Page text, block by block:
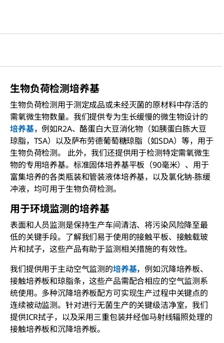
生物负荷检测培养基
生物负荷检测用于测定成品或未经灭菌的原材料中存活的
需氧微生物数量。我们提供专为生长缓慢的微生物设计的
培养基，例如R2A、酪蛋白大豆消化物（如胰蛋白胨大豆
琼脂，TSA）以及萨布劳德葡萄糖琼脂（如SDA）等，用于
生物负荷检测。 此外，我们还提供用于检测特定需氧微生
物的专用培养基。标准固体培养基平板（90毫米）、用于
富集培养的各类瓶装和管装液体培养基，以及氯化钠-胨缓
冲液，均可用于生物负荷检测。
用于环境监测的培养基
表面和人员监测是保持生产车间清洁、将污染风险降至最
低的关键手段。了解我们易于使用的接触平板、接触载玻
片和拭子，这些产品有助于监测相关措施的有效性。
我们提供用于主动空气监测的培养基，例如沉降培养板、
接触培养板和琼脂条，这些产品需配合相应的空气监测系
统使用。多种沉降培养板配方可实现生产过程中关键点的
连续被动监测。针对进行无菌生产的关键级洁净室，我们
提供ICR拭子，以及采用三重包装并经伽马射线辐照处理的
接触培养板和沉降培养板。